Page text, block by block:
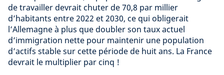
de travailler devrait chuter de 70,8 par millier
d’habitants entre 2022 et 2030, ce qui obligerait
l’Allemagne à plus que doubler son taux actuel
d’immigration nette pour maintenir une population
d’actifs stable sur cette période de huit ans. La France
devrait le multiplier par cinq !